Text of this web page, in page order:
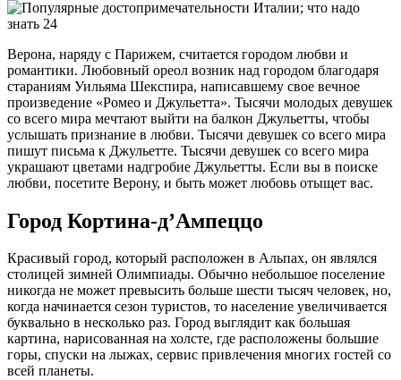
Верона, наряду с Парижем, считается городом любви и
романтики. Любовный ореол возник над городом благодаря
стараниям Уильяма Шекспира, написавшему свое вечное
произведение «Ромео и Джульетта». Тысячи молодых девушек
со всего мира мечтают выйти на балкон Джульетты, чтобы
услышать признание в любви. Тысячи девушек со всего мира
пишут письма к Джульетте. Тысячи девушек со всего мира
украшают цветами надгробие Джульетты. Если вы в поиске
любви, посетите Верону, и быть может любовь отыщет вас.
Город Кортина-д’Ампеццо
Красивый город, который расположен в Альпах, он являлся
столицей зимней Олимпиады. Обычно небольшое поселение
никогда не может превысить больше шести тысяч человек, но,
когда начинается сезон туристов, то население увеличивается
буквально в несколько раз. Город выглядит как большая
картина, нарисованная на холсте, где расположены большие
горы, спуски на лыжах, сервис привлечения многих гостей со
всей планеты.